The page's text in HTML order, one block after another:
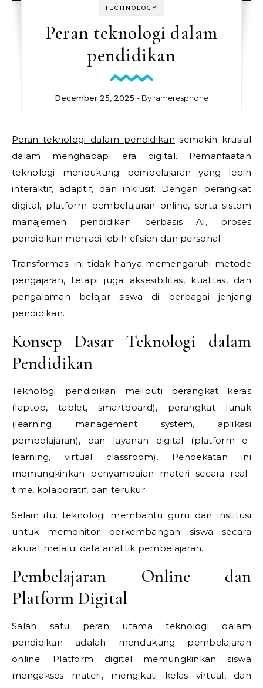
TECHNOLOGY
Peran teknologi dalam
pendidikan
December 25, 2025 - By rameresphone
Peran teknologi dalam pendidikan semakin krusial
dalam menghadapi era digital. Pemanfaatan
teknologi mendukung pembelajaran yang lebih
interaktif, adaptif, dan inklusif. Dengan perangkat
digital, platform pembelajaran online, serta sistem
manajemen pendidikan berbasis AI, proses
pendidikan menjadi lebih efisien dan personal.
Transformasi ini tidak hanya memengaruhi metode
pengajaran, tetapi juga aksesibilitas, kualitas, dan
pengalaman belajar siswa di berbagai jenjang
pendidikan.
Konsep Dasar Teknologi dalam
Pendidikan
Teknologi pendidikan meliputi perangkat keras
(laptop, tablet, smartboard), perangkat lunak
(learning management system, aplikasi
pembelajaran), dan layanan digital (platform e-
learning, virtual classroom). Pendekatan ini
memungkinkan penyampaian materi secara real-
time, kolaboratif, dan terukur.
Selain itu, teknologi membantu guru dan institusi
untuk memonitor perkembangan siswa secara
akurat melalui data analitik pembelajaran.
Pembelajaran Online dan
Platform Digital
Salah satu peran utama teknologi dalam
pendidikan adalah mendukung pembelajaran
online. Platform digital memungkinkan siswa
mengakses materi, mengikuti kelas virtual, dan